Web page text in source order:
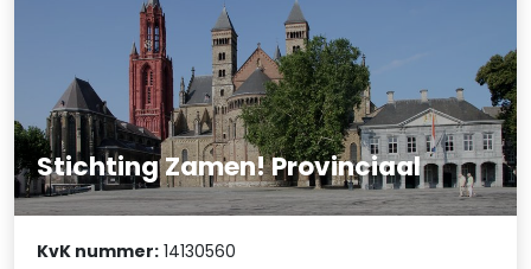
Stichting Zamen! Provinciaal
KvK nummer: 14130560